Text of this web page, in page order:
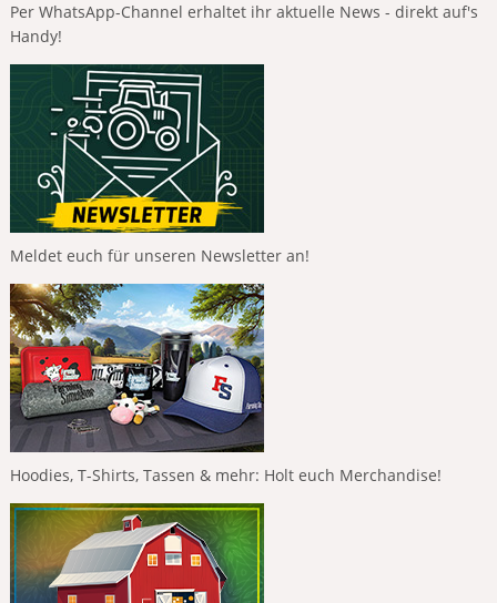
Per WhatsApp-Channel erhaltet ihr aktuelle News - direkt auf's
Handy!
Meldet euch für unseren Newsletter an!
Hoodies, T-Shirts, Tassen & mehr: Holt euch Merchandise!